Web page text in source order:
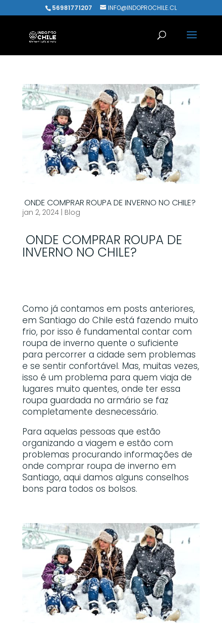
56981771207 INFO@INDOPROCHILE.CL
ONDE COMPRAR ROUPA DE INVERNO NO CHILE?
jan 2, 2024| Blog
ONDE COMPRAR ROUPA DE
INVERNO NO CHILE?
Como já contamos em posts anteriores,
em Santiago do Chile está fazendo muito
frio, por isso é fundamental contar com
roupa de inverno quente o suficiente
para percorrer a cidade sem problemas
e se sentir confortável. Mas, muitas vezes,
isso é um problema para quem viaja de
lugares muito quentes, onde ter essa
roupa guardada no armário se faz
completamente desnecessário.
Para aquelas pessoas que estão
organizando a viagem e estão com
problemas procurando informações de
onde comprar roupa de inverno em
Santiago, aqui damos alguns conselhos
bons para todos os bolsos.